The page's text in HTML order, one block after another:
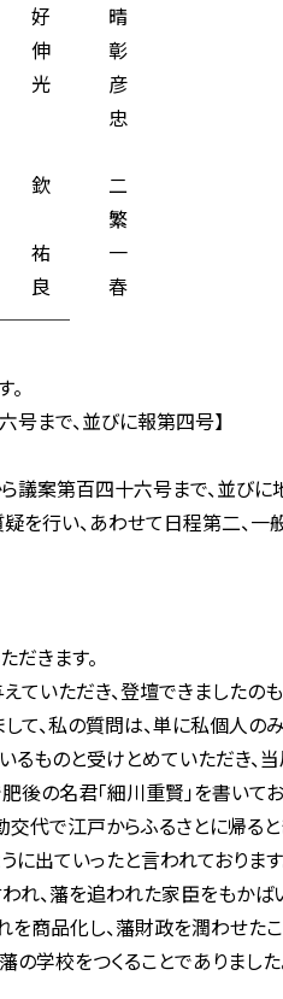
晴
彰
彦
忠
二
繁
一
良 春
まで、並びに報第四号】
案第百四十六号まで、並び
行い、あわせて日程第二、一
だきます。
いただき、登壇できましたの
て、私の質問は、単に私個人
ものと受けとめていただき、
後の名君「細川重賢」を書いて
代で江戸からふるさとに帰る
出ていったと言われておりま
れ、藩を追われた家臣をもか
商品化し、藩財政を潤わせた
学校をつくることでありまし